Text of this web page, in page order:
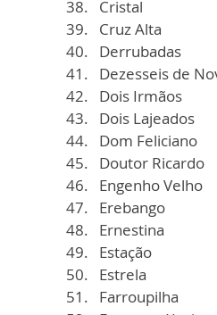
Cristal
Cruz Alta
Derrubadas
Dezesseis de
Dois Irmãos
Dois Lajeados
Dom Feliciano
Doutor Ricardo
Engenho Velho
Erebango
Ernestina
Estação
Estrela
Farroupilha